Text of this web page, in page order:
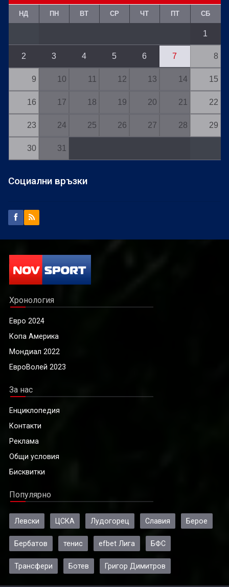
НД ПН ВТ СР ЧТ ПТ СБ
1
2 3 4 5 6 7 8
9 10 11 12 13 14 15
16 17 18 19 20 21 22
23 24 25 26 27 28 29
30 31
Социални връзки
Хронология
Евро 2024
Копа Америка
Мондиал 2022
ЕвроВолей 2023
За нас
Енциклопедия
Контакти
Реклама
Общи условия
Бисквитки
Популярно
Левски ЦСКА Лудогорец Славия Берое
Бербатов тенис efbet Лига БФС
Трансфери Ботев Григор Димитров